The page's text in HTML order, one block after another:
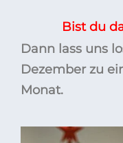
Bist du
Dann lass uns
Dezember zu
Monat.